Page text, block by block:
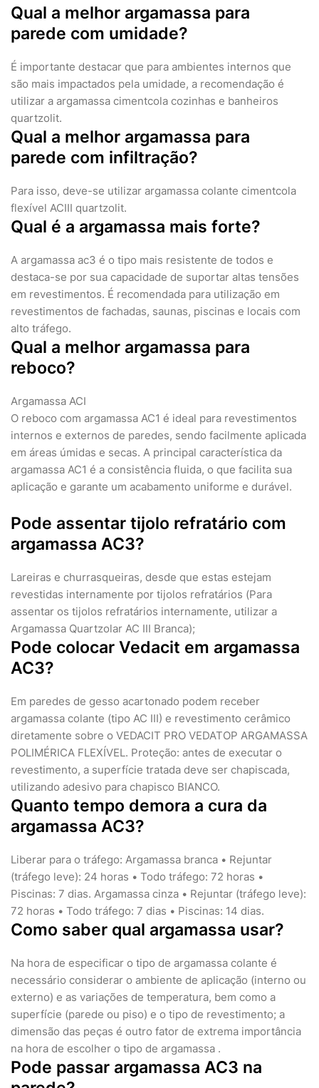
Qual a melhor argamassa para
parede com umidade?
É importante destacar que para ambientes internos que
são mais impactados pela umidade, a recomendação é
utilizar a argamassa cimentcola cozinhas e banheiros
quartzolit.
Qual a melhor argamassa para
parede com infiltração?
Para isso, deve-se utilizar argamassa colante cimentcola
flexível ACIII quartzolit.
Qual é a argamassa mais forte?
A argamassa ac3 é o tipo mais resistente de todos e
destaca-se por sua capacidade de suportar altas tensões
em revestimentos. É recomendada para utilização em
revestimentos de fachadas, saunas, piscinas e locais com
alto tráfego.
Qual a melhor argamassa para
reboco?
Argamassa ACI
O reboco com argamassa AC1 é ideal para revestimentos
internos e externos de paredes, sendo facilmente aplicada
em áreas úmidas e secas. A principal característica da
argamassa AC1 é a consistência fluida, o que facilita sua
aplicação e garante um acabamento uniforme e durável.
Pode assentar tijolo refratário com
argamassa AC3?
Lareiras e churrasqueiras, desde que estas estejam
revestidas internamente por tijolos refratários (Para
assentar os tijolos refratários internamente, utilizar a
Argamassa Quartzolar AC III Branca);
Pode colocar Vedacit em argamassa
AC3?
Em paredes de gesso acartonado podem receber
argamassa colante (tipo AC III) e revestimento cerâmico
diretamente sobre o VEDACIT PRO VEDATOP ARGAMASSA
POLIMÉRICA FLEXÍVEL. Proteção: antes de executar o
revestimento, a superfície tratada deve ser chapiscada,
utilizando adesivo para chapisco BIANCO.
Quanto tempo demora a cura da
argamassa AC3?
Liberar para o tráfego: Argamassa branca • Rejuntar
(tráfego leve): 24 horas • Todo tráfego: 72 horas •
Piscinas: 7 dias. Argamassa cinza • Rejuntar (tráfego leve):
72 horas • Todo tráfego: 7 dias • Piscinas: 14 dias.
Como saber qual argamassa usar?
Na hora de especificar o tipo de argamassa colante é
necessário considerar o ambiente de aplicação (interno ou
externo) e as variações de temperatura, bem como a
superfície (parede ou piso) e o tipo de revestimento; a
dimensão das peças é outro fator de extrema importância
na hora de escolher o tipo de argamassa .
Pode passar argamassa AC3 na